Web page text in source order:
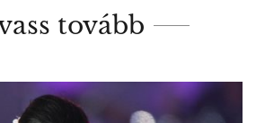
tovább